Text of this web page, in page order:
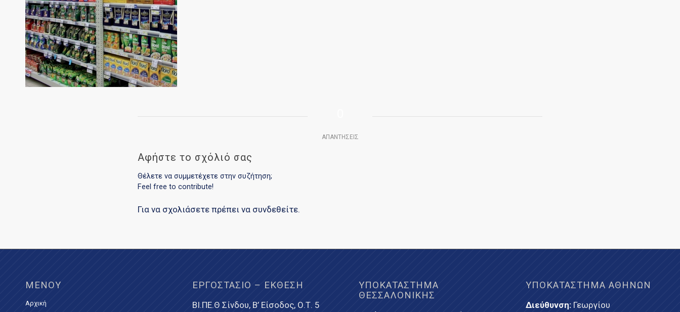
ΑΠΑΝΤΉΣΕΙΣ
Αφήστε το σχόλιό σας
Θέλετε να συμμετέχετε στην συζήτηση;
Feel free to contribute!
Για να σχολιάσετε πρέπει να συνδεθείτε.
ΜΕΝΟΎ
Αρχική
ΕΡΓΟΣΤΆΣΙΟ – ΈΚΘΕΣΗ
ΒΙ.ΠΕ.Θ Σίνδου, Β’ Είσοδος, Ο.Τ. 5
ΥΠΟΚΑΤΆΣΤΗΜΑ
ΘΕΣΣΑΛΟΝΊΚΗΣ
ΥΠΟΚΑΤΆΣΤΗΜΑ ΑΘΗΝΏΝ
Διεύθυνση:Γεωργίου